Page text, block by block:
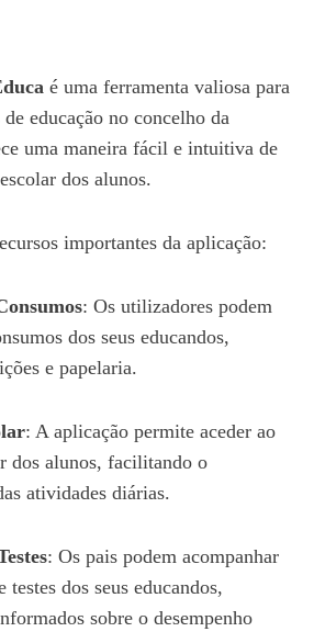
é uma ferramenta valiosa para
educação no concelho da
uma maneira fácil e intuitiva de
dos alunos.
importantes da aplicação:
: Os utilizadores podem
dos seus educandos,
e papelaria.
: A aplicação permite aceder ao
dos alunos, facilitando o
atividades diárias.
: Os pais podem acompanhar
testes dos seus educandos,
sobre o desempenho